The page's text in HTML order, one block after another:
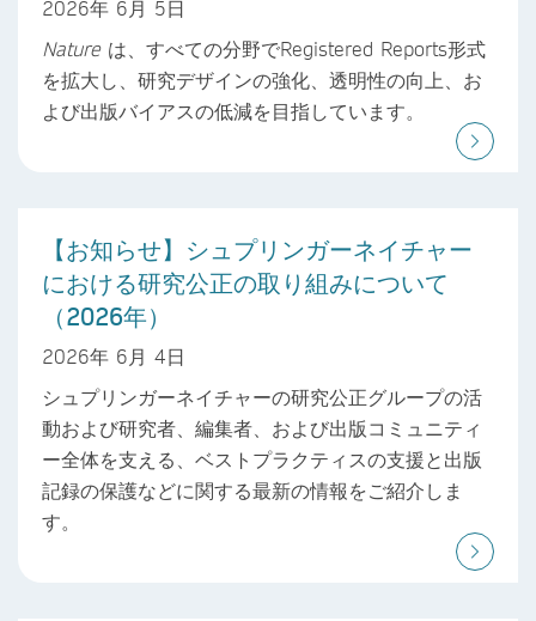
2026年 6月 5日
Natureは、すべての分野でRegistered Reports形式
を拡大し、研究デザインの強化、透明性の向上、お
よび出版バイアスの低減を目指しています。
【お知らせ】シュプリンガーネイチャー
における研究公正の取り組みについて
（2026年）
2026年 6月 4日
シュプリンガーネイチャーの研究公正グループの活
動および研究者、編集者、および出版コミュニティ
ー全体を支える、ベストプラクティスの支援と出版
記録の保護などに関する最新の情報をご紹介しま
す。